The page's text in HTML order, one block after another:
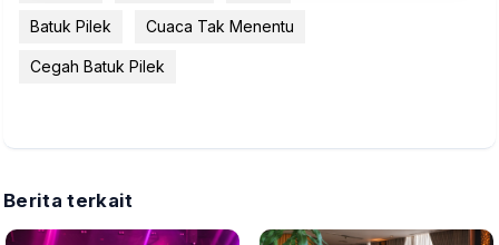
Batuk Pilek Cuaca Tak Menentu
Cegah Batuk Pilek
Berita terkait